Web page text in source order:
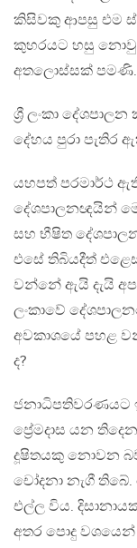
කිසිවකු ආපසු එම
කුහරයට හසු
අතලොස්සක් පමණි.
ශ්‍රී ලංකා
දේහය පුරා පැතිර
යහපත් පරමාර්ථ
දේශපාලනඥයින්
සහ භීෂිත
එසේ තිබියදීත්
වන්නේ ඇයි දැයි
ලංකාවේ
අවකාශයේ පහළ
ද?
ජනාධිපතිවරණයට
ප්‍රේමදාස යන
දූෂිතයකු නොවන
චෝදනා නැගී තිබේ.
එල්ල විය.
අතර පොදු වශයෙන්